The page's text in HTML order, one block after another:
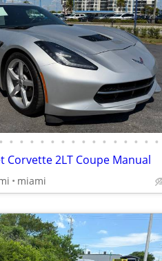
• • • • • • • • • • • • • • • •
Corvette 2LT Coupe Manual
miami